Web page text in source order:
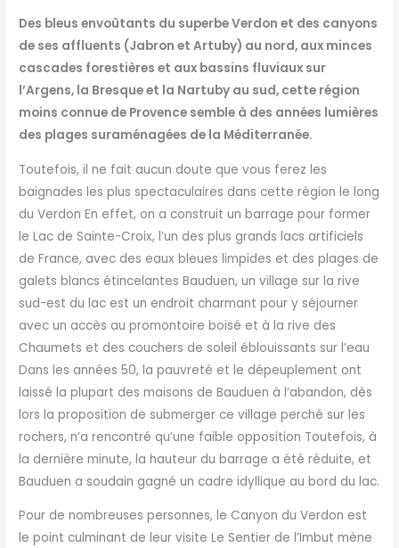
Des bleus envoûtants du superbe Verdon et des canyons
de ses affluents (Jabron et Artuby) au nord, aux minces
cascades forestières et aux bassins fluviaux sur
l’Argens, la Bresque et la Nartuby au sud, cette région
moins connue de Provence semble à des années lumières
des plages suraménagées de la Méditerranée.
Toutefois, il ne fait aucun doute que vous ferez les
baignades les plus spectaculaires dans cette région le long
du Verdon En effet, on a construit un barrage pour former
le Lac de Sainte-Croix, l’un des plus grands lacs artificiels
de France, avec des eaux bleues limpides et des plages de
galets blancs étincelantes Bauduen, un village sur la rive
sud-est du lac est un endroit charmant pour y séjourner
avec un accès au promontoire boisé et à la rive des
Chaumets et des couchers de soleil éblouissants sur l’eau
Dans les années 50, la pauvreté et le dépeuplement ont
laissé la plupart des maisons de Bauduen à l’abandon, dès
lors la proposition de submerger ce village perché sur les
rochers, n’a rencontré qu’une faible opposition Toutefois, à
la dernière minute, la hauteur du barrage a été réduite, et
Bauduen a soudain gagné un cadre idyllique au bord du lac.
Pour de nombreuses personnes, le Canyon du Verdon est
le point culminant de leur visite Le Sentier de l’Imbut mène